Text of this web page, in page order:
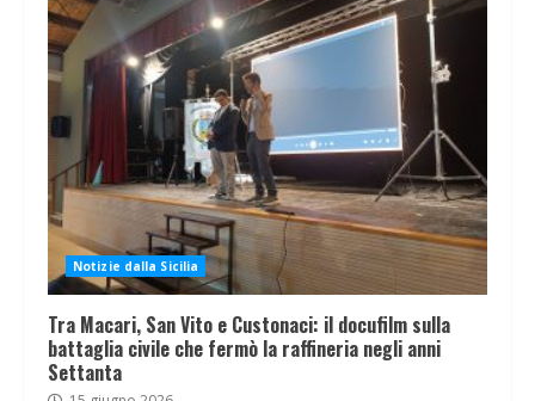
Notizie dalla Sicilia
Tra Macari, San Vito e Custonaci: il docufilm sulla
battaglia civile che fermò la raffineria negli anni
Settanta